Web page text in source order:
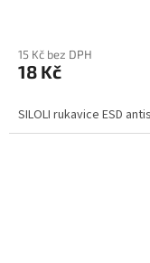
15 Kč bez DPH
18 Kč
SILOLI rukavice ESD